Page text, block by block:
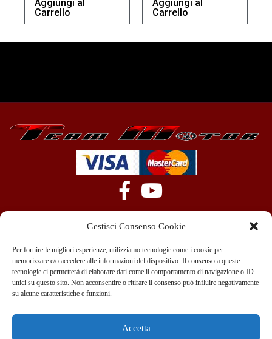
Gestisci Consenso Cookie
Per fornire le migliori esperienze, utilizziamo tecnologie come i cookie per
memorizzare e/o accedere alle informazioni del dispositivo. Il consenso a queste
tecnologie ci permetterà di elaborare dati come il comportamento di navigazione o ID
unici su questo sito. Non acconsentire o ritirare il consenso può influire negativamente
su alcune caratteristiche e funzioni.
Accetta
Aggiungi al
Carrello
Aggiungi al
Carrello
+39 351 970 89 33
info@teammotor.it